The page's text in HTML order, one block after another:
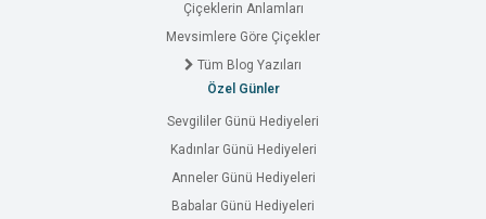
Çiçeklerin Anlamları
Mevsimlere Göre Çiçekler
Tüm Blog Yazıları
Özel Günler
Sevgililer Günü Hediyeleri
Kadınlar Günü Hediyeleri
Anneler Günü Hediyeleri
Babalar Günü Hediyeleri